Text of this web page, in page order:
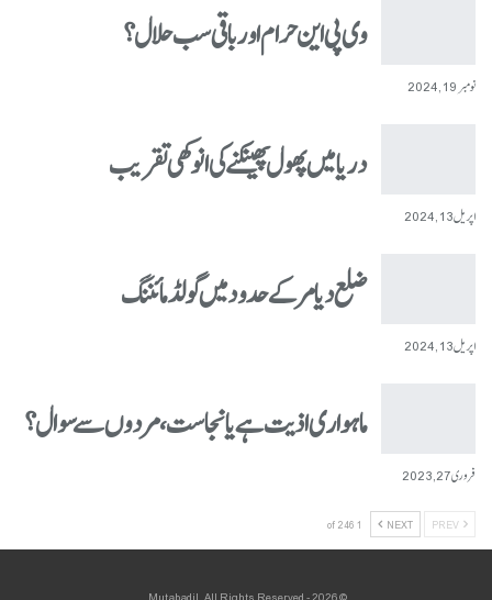
وی پی این حرام اور باقی سب حلال؟
نومبر 19, 2024
دریا میں پھول پھینکنے کی انوکھی تقریب
اپریل 13, 2024
ضلع دیامر کے حدود میں گولڈ مائننگ
اپریل 13, 2024
ماہواری اذیت ہے یا نجاست، مردوں سے سوال؟
فروری 27, 2023
NEXT
1 of 246
© 2026 - Mutabadil. All Rights Reserved.